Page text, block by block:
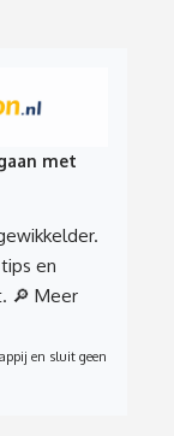
met
en
🔎 Meer
en sluit geen